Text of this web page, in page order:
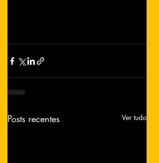
Posts recentes Ver tudo